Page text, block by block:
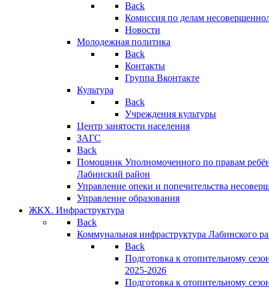
Back
Комиссия по делам
Новости
Молодежная политика
Back
Контакты
Группа Вконтакте
Культура
Back
Учреждения культуры
Центр занятости населения
ЗАГС
Back
Помощник Уполномоченного по правам
Лабинский район
Управление опеки и попечительства
Управление образования
ЖКХ. Инфраструктура
Back
Коммунальная инфраструктура Лабинского
Back
Подготовка к отопительному
2025-2026
Подготовка к отопительному